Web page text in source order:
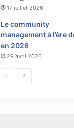
17 juillet 2026
Le community
management à l’ère
en 2026
29 avril 2026
P